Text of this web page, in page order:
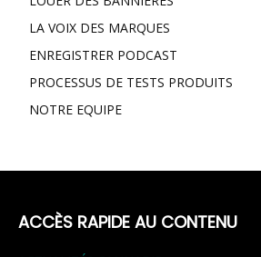
LA VOIX DES MARQUES
ENREGISTRER PODCAST
PROCESSUS DE TESTS PRODUITS
NOTRE EQUIPE
ACCÈS RAPIDE AU CONTENU